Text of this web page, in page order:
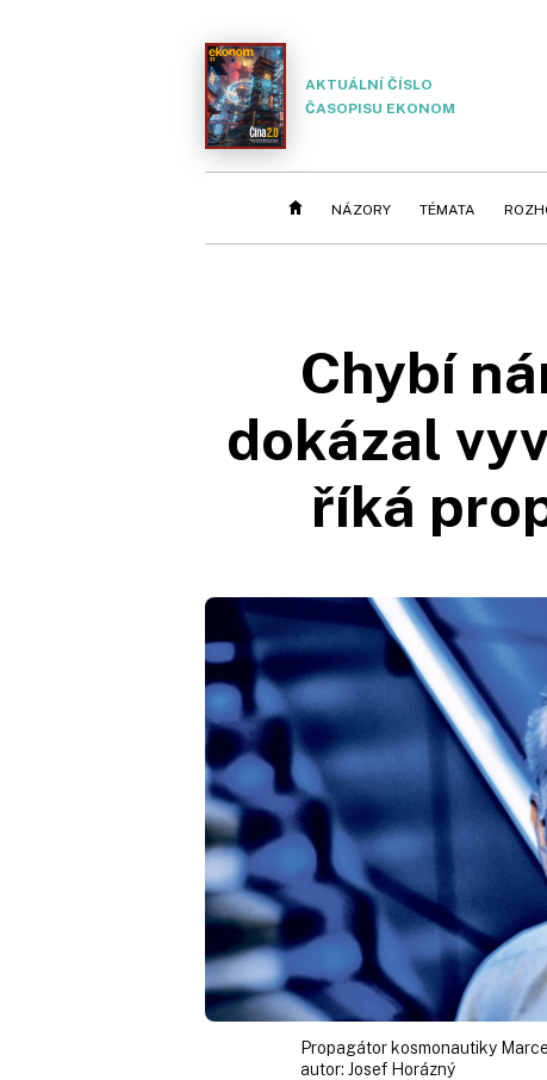
AKTUÁLNÍ ČÍSLO
ČASOPISU EKONOM
NÁZORY TÉMATA
Chybí
dokázal
říká
Propagátor kosmonautiky
autor: Josef Horázný